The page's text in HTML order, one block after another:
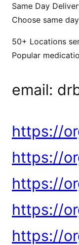
Same Day
Choose same
50+ Locations
Popular
email:
https://
https://
https://
https://
https://